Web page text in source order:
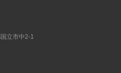
立市中2-1